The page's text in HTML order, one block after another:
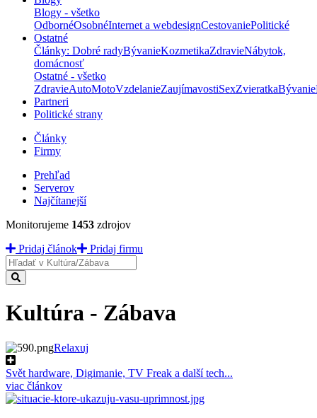
Blogy - všetko
OdbornéOsobnéInternet a webdesignCestovaniePolitické
Ostatné
Články: Dobré radyBývanieKozmetikaZdravieNábytok,
domácnosť
Ostatné - všetko
ZdravieAutoMotoVzdelanieZaujímavostiSexZvieratkaBývanie
Partneri
Politické strany
Články
Firmy
Prehľad
Serverov
Najčítanejší
Monitorujeme 1453 zdrojov
Pridaj článok
Pridaj firmu
Hladať
Kultúra - Zábava
Relaxuj
Svět hardware, Digimanie, TV Freak a další tech...
viac článkov